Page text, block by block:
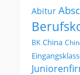
Abitur
BK China